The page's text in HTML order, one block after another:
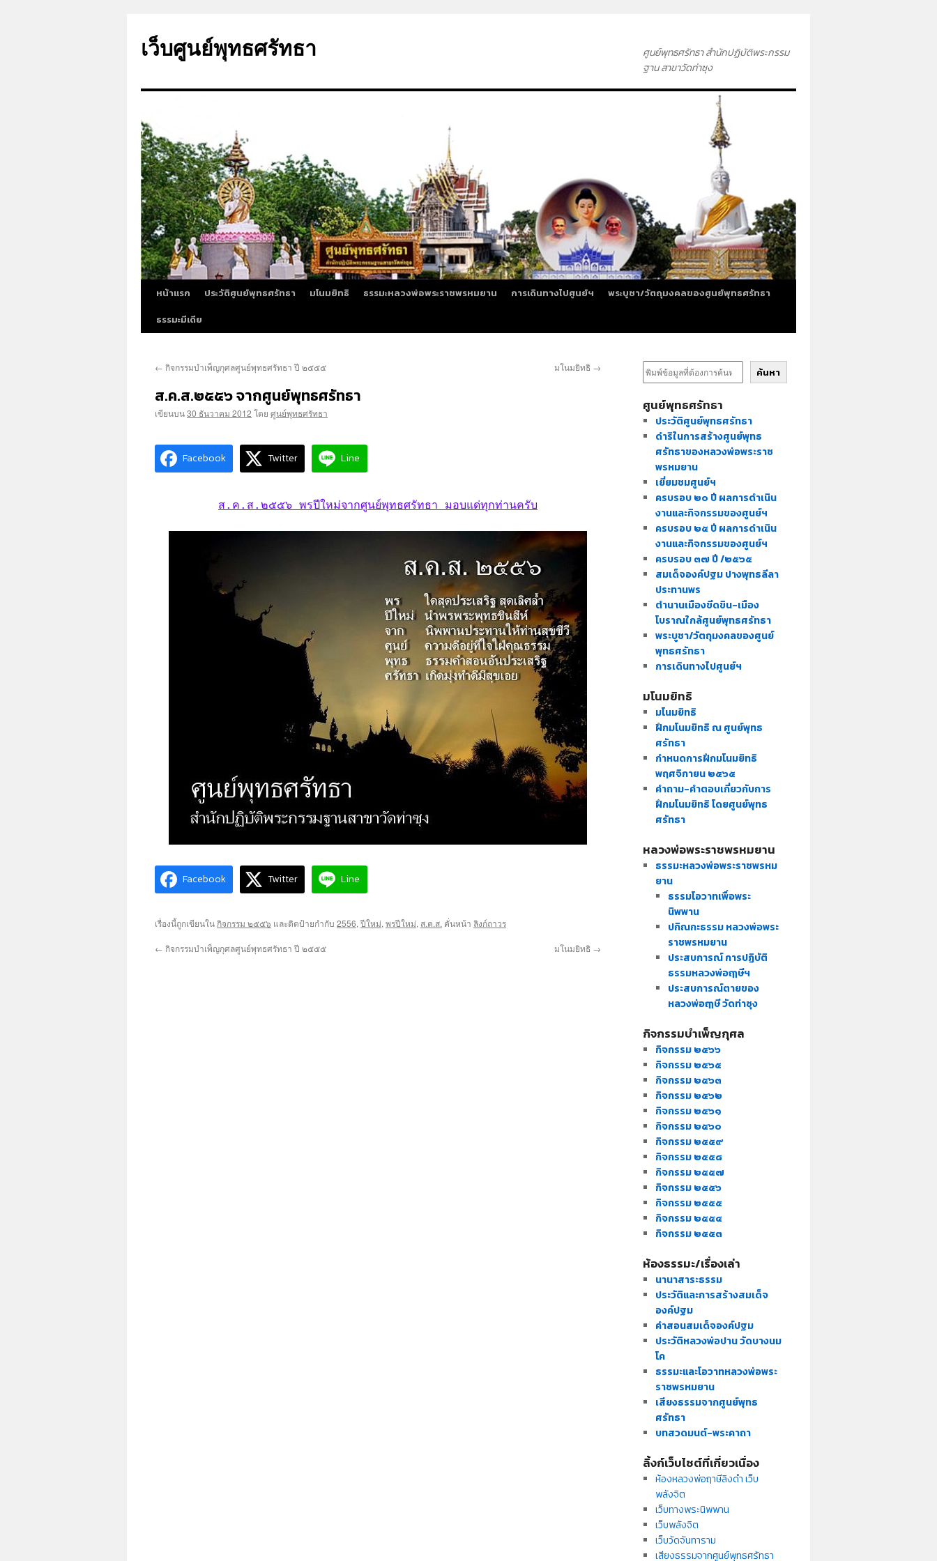
ยัง
เว็บศูนย์พุทธศรัทธา
ศูนย์พุทธศรัทธา สำนักปฏิบัติพระกรรม
ฐาน สาขาวัดท่าซุง
หน้าแรก ประวัติศูนย์พุทธศรัทธา มโนมยิทธิ ธรรมะหลวงพ่อพระราชพรหมยาน การเดินทางไปศูนย์ฯ
พระบูชา/วัตถุมงคลของศูนย์พุทธศรัทธา
ธรรมะมีเดีย
← กิจกรรมบำเพ็ญกุศลศูนย์พุทธศรัทธา ปี ๒๕๕๕ มโนมยิทธิ →
ส.ค.ส.๒๕๕๖ จากศูนย์พุทธศรัทธา
เขียนบน30 ธันวาคม 2012 โดย ศูนย์พุทธศรัทธา
Facebook Twitter Line
ส.ค.ส.๒๕๕๖ พรปีใหม่จากศูนย์พุทธศรัทธา มอบแด่ทุกท่านครับ
Facebook Twitter Line
เรื่องนี้ถูกเขียนในกิจกรรม ๒๕๕๖ และติดป้ายกำกับ 2556,ปีใหม่, พรปีใหม่, ส.ค.ส. คั่นหน้า ลิงก์ถาวร
← กิจกรรมบำเพ็ญกุศลศูนย์พุทธศรัทธา ปี ๒๕๕๕ มโนมยิทธิ →
ค้นหา
ศูนย์พุทธศรัทธา
ประวัติศูนย์พุทธศรัทธา
ดำริในการสร้างศูนย์พุทธ
ศรัทธาของหลวงพ่อพระราช
พรหมยาน
เยี่ยมชมศูนย์ฯ
ครบรอบ ๒๐ ปี ผลการดำเนิน
งานและกิจกรรมของศูนย์ฯ
ครบรอบ ๒๕ ปี ผลการดำเนิน
งานและกิจกรรมของศูนย์ฯ
ครบรอบ ๓๗ ปี /๒๕๖๕
สมเด็จองค์ปฐม ปางพุทธลีลา
ประทานพร
ตำนานเมืองขีดขิน-เมือง
โบราณใกล้ศูนย์พุทธศรัทธา
พระบูชา/วัตถุมงคลของศูนย์
พุทธศรัทธา
การเดินทางไปศูนย์ฯ
มโนมยิทธิ
มโนมยิทธิ
ฝึกมโนมยิทธิ ณ ศูนย์พุทธ
ศรัทธา
กำหนดการฝึกมโนมยิทธิ
พฤศจิกายน ๒๕๖๕
คำถาม-คำตอบเกี่ยวกับการ
ฝึกมโนมยิทธิ โดยศูนย์พุทธ
ศรัทธา
หลวงพ่อพระราชพรหมยาน
ธรรมะหลวงพ่อพระราชพรหม
ยาน
ธรรมโอวาทเพื่อพระ
นิพพาน
ปกิณกะธรรม หลวงพ่อพระ
ราชพรหมยาน
ประสบการณ์ การปฏิบัติ
ธรรมหลวงพ่อฤๅษีฯ
ประสบการณ์ตายของ
หลวงพ่อฤๅษี วัดท่าซุง
กิจกรรมบำเพ็ญกุศล
กิจกรรม ๒๕๖๖
กิจกรรม ๒๕๖๕
กิจกรรม ๒๕๖๓
กิจกรรม ๒๕๖๒
กิจกรรม ๒๕๖๑
กิจกรรม ๒๕๖๐
กิจกรรม ๒๕๕๙
กิจกรรม ๒๕๕๘
กิจกรรม ๒๕๕๗
กิจกรรม ๒๕๕๖
กิจกรรม ๒๕๕๕
กิจกรรม ๒๕๕๔
กิจกรรม ๒๕๕๓
ห้องธรรมะ/เรื่องเล่า
นานาสาระธรรม
ประวัติและการสร้างสมเด็จ
องค์ปฐม
คำสอนสมเด็จองค์ปฐม
ประวัติหลวงพ่อปาน วัดบางนม
โค
ธรรมะและโอวาทหลวงพ่อพระ
ราชพรหมยาน
เสียงธรรมจากศูนย์พุทธ
ศรัทธา
บทสวดมนต์-พระคาถา
ลิ้งก์เว็บไซต์ที่เกี่ยวเนื่อง
ห้องหลวงพ่อฤาษีลิงดำ เว็บ
พลังจิต
เว็บทางพระนิพพาน
เว็บพลังจิต
เว็บวัดจันทาราม
เสียงธรรมจากศูนย์พุทธศรัทธา